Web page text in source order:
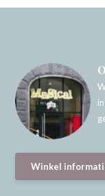
Winkel